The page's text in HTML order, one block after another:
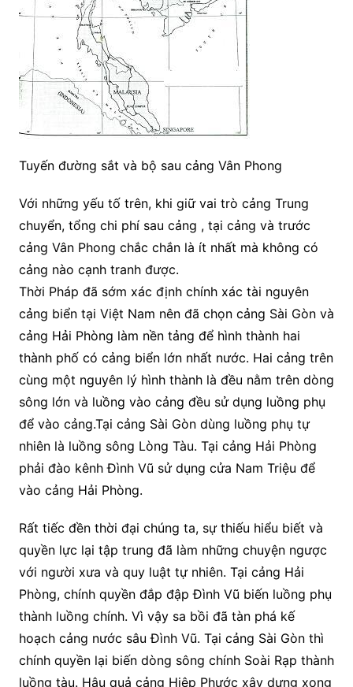
Tuyến đường sắt và bộ sau cảng Vân Phong
Với những yếu tố trên, khi giữ vai trò cảng Trung
chuyển, tổng chi phí sau cảng , tại cảng và trước
cảng Vân Phong chắc chắn là ít nhất mà không có
cảng nào cạnh tranh được.
Thời Pháp đã sớm xác định chính xác tài nguyên
cảng biển tại Việt Nam nên đã chọn cảng Sài Gòn và
cảng Hải Phòng làm nền tảng để hình thành hai
thành phố có cảng biển lớn nhất nước. Hai cảng trên
cùng một nguyên lý hình thành là đều nằm trên dòng
sông lớn và luồng vào cảng đều sử dụng luồng phụ
để vào cảng.Tại cảng Sài Gòn dùng luồng phụ tự
nhiên là luồng sông Lòng Tàu. Tại cảng Hải Phòng
phải đào kênh Đình Vũ sử dụng cửa Nam Triệu để
vào cảng Hải Phòng.
Rất tiếc đền thời đại chúng ta, sự thiếu hiểu biết và
quyền lực lại tập trung đã làm những chuyện ngược
với người xưa và quy luật tự nhiên. Tại cảng Hải
Phòng, chính quyền đắp đập Đình Vũ biến luồng phụ
thành luồng chính. Vì vậy sa bồi đã tàn phá kế
hoạch cảng nước sâu Đình Vũ. Tại cảng Sài Gòn thì
chính quyền lại biến dòng sông chính Soài Rạp thành
luồng tàu. Hậu quả cảng Hiệp Phước xây dựng xong